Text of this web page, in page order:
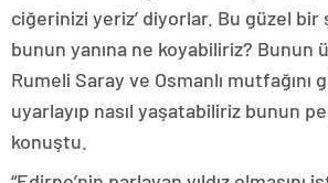
ciğerinizi yeriz’ diyorlar. Bu güzel bir
bunun yanına ne koyabiliriz? Bunun
Rumeli Saray ve Osmanlı mutfağını
uyarlayıp nasıl yaşatabiliriz bunun
konuştu.